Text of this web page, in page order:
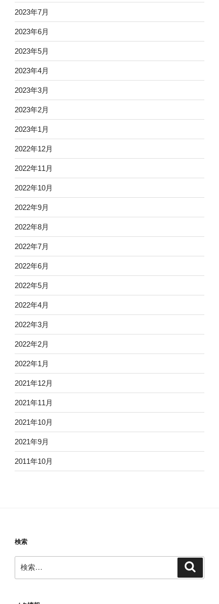
2023年7月
2023年6月
2023年5月
2023年4月
2023年3月
2023年2月
2023年1月
2022年12月
2022年11月
2022年10月
2022年9月
2022年8月
2022年7月
2022年6月
2022年5月
2022年4月
2022年3月
2022年2月
2022年1月
2021年12月
2021年11月
2021年10月
2021年9月
2011年10月
検索
索: